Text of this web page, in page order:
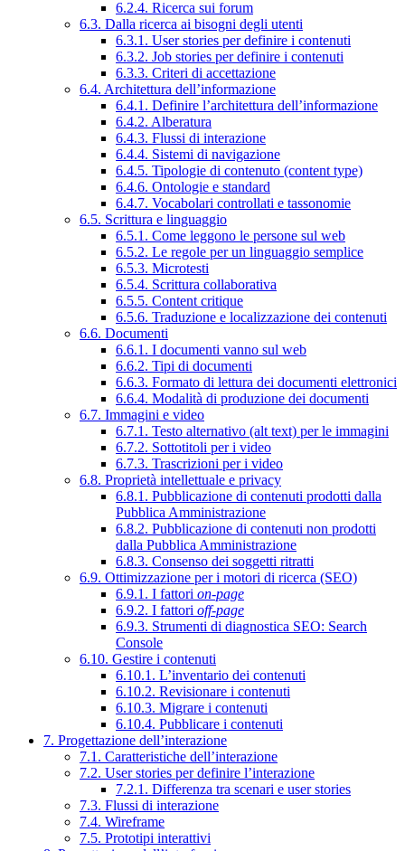
6.2.4. Ricerca sui forum
6.3. Dalla ricerca ai bisogni degli utenti
6.3.1. User stories per definire i contenuti
6.3.2. Job stories per definire i contenuti
6.3.3. Criteri di accettazione
6.4. Architettura dell’informazione
6.4.1. Definire l’architettura dell’informazione
6.4.2. Alberatura
6.4.3. Flussi di interazione
6.4.4. Sistemi di navigazione
6.4.5. Tipologie di contenuto (content type)
6.4.6. Ontologie e standard
6.4.7. Vocabolari controllati e tassonomie
6.5. Scrittura e linguaggio
6.5.1. Come leggono le persone sul web
6.5.2. Le regole per un linguaggio semplice
6.5.3. Microtesti
6.5.4. Scrittura collaborativa
6.5.5. Content critique
6.5.6. Traduzione e localizzazione dei contenuti
6.6. Documenti
6.6.1. I documenti vanno sul web
6.6.2. Tipi di documenti
6.6.3. Formato di lettura dei documenti elettronici
6.6.4. Modalità di produzione dei documenti
6.7. Immagini e video
6.7.1. Testo alternativo (alt text) per le immagini
6.7.2. Sottotitoli per i video
6.7.3. Trascrizioni per i video
6.8. Proprietà intellettuale e privacy
6.8.1. Pubblicazione di contenuti prodotti dalla
Pubblica Amministrazione
6.8.2. Pubblicazione di contenuti non prodotti
dalla Pubblica Amministrazione
6.8.3. Consenso dei soggetti ritratti
6.9. Ottimizzazione per i motori di ricerca (SEO)
6.9.1. I fattori on-page
6.9.2. I fattori off-page
6.9.3. Strumenti di diagnostica SEO: Search
Console
6.10. Gestire i contenuti
6.10.1. L’inventario dei contenuti
6.10.2. Revisionare i contenuti
6.10.3. Migrare i contenuti
6.10.4. Pubblicare i contenuti
7. Progettazione dell’interazione
7.1. Caratteristiche dell’interazione
7.2. User stories per definire l’interazione
7.2.1. Differenza tra scenari e user stories
7.3. Flussi di interazione
7.4. Wireframe
7.5. Prototipi interattivi